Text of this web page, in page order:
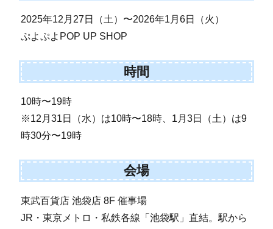
2025年12月27日（土）〜2026年1月6日（火）
ぷよぷよPOP UP SHOP
時間
10時〜19時
※12月31日（水）は10時〜18時、1月3日（土）は9
時30分〜19時
会場
東武百貨店 池袋店 8F 催事場
JR・東京メトロ・私鉄各線「池袋駅」直結。駅から